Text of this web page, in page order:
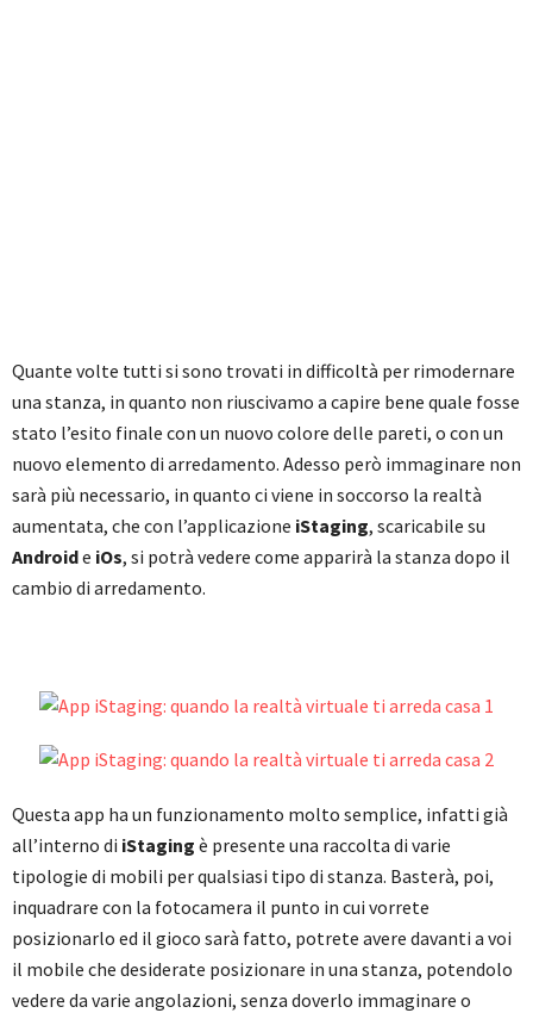
Quante volte tutti si sono trovati in difficoltà per rimodernare
una stanza, in quanto non riuscivamo a capire bene quale fosse
stato l’esito finale con un nuovo colore delle pareti, o con un
nuovo elemento di arredamento. Adesso però immaginare non
sarà più necessario, in quanto ci viene in soccorso la realtà
aumentata, che con l’applicazione iStaging, scaricabile su
Androide iOs, si potrà vedere come apparirà la stanza dopo il
cambio di arredamento.
Questa app ha un funzionamento molto semplice, infatti già
all’interno di iStaging è presente una raccolta di varie
tipologie di mobili per qualsiasi tipo di stanza. Basterà, poi,
inquadrare con la fotocamera il punto in cui vorrete
posizionarlo ed il gioco sarà fatto, potrete avere davanti a voi
il mobile che desiderate posizionare in una stanza, potendolo
vedere da varie angolazioni, senza doverlo immaginare o